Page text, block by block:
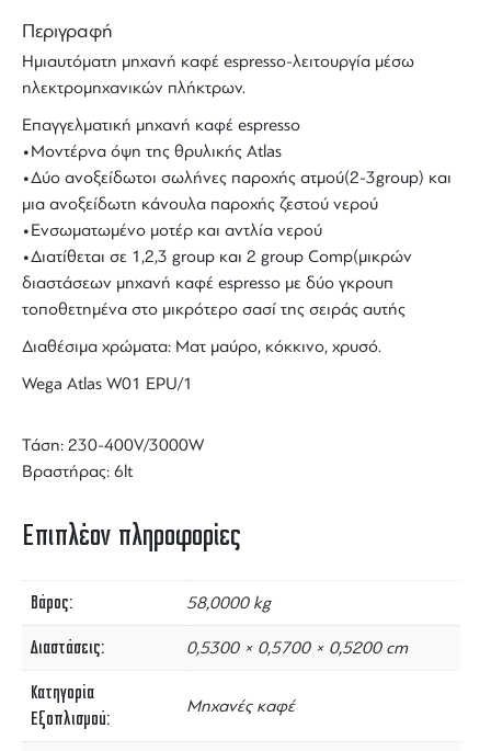
Περιγραφή
Ημιαυτόματη μηχανή καφέ espresso-λειτουργία μέσω
ηλεκτρομηχανικών πλήκτρων.
Επαγγελματική μηχανή καφέ espresso
•Μοντέρνα όψη της θρυλικής Atlas
•Δύο ανοξείδωτοι σωλήνες παροχής ατμού(2-3group) και
μια ανοξείδωτη κάνουλα παροχής ζεστού νερού
•Ενσωματωμένο μοτέρ και αντλία νερού
•Διατίθεται σε 1,2,3 group και 2 group Comp(μικρών
διαστάσεων μηχανή καφέ espresso με δύο γκρουπ
τοποθετημένα στο μικρότερο σασί της σειράς αυτής
Διαθέσιμα χρώματα: Ματ μαύρο, κόκκινο, χρυσό.
Wega Atlas W01 EPU/1
Τάση: 230-400V/3000W
Βραστήρας: 6lt
Επιπλέον πληροφορίες
Βάρος 58,0000 kg
Διαστάσεις 0,5300 × 0,5700 × 0,5200 cm
Κατηγορία
Εξοπλισμού
Μηχανές καφέ